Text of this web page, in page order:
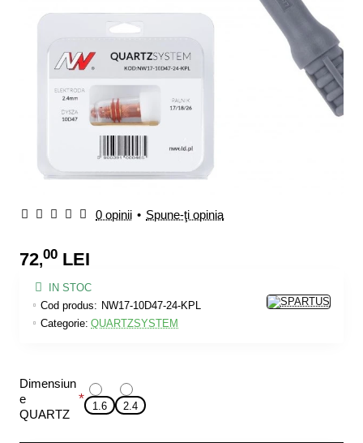
0 opinii • Spune-ţi opinia
72,00 LEI
IN STOC
Cod produs: NW17-10D47-24-KPL
Categorie: QUARTZSYSTEM
Dimensiun
e
QUARTZ
1.6 2.4